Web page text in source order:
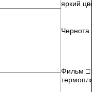
яркий
Чернота
Фильм □